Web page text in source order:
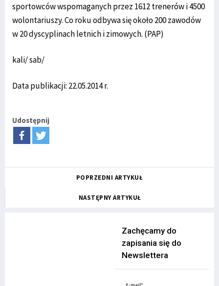
sportowców wspomaganych przez 1612 trenerów i 4500
wolontariuszy. Co roku odbywa się około 200 zawodów
w 20 dyscyplinach letnich i zimowych. (PAP)
kali/ sab/
Data publikacji: 22.05.2014 r.
Udostępnij
POPRZEDNI ARTYKUŁ
NASTĘPNY ARTYKUŁ
Zachęcamy do
zapisania się do
Newslettera